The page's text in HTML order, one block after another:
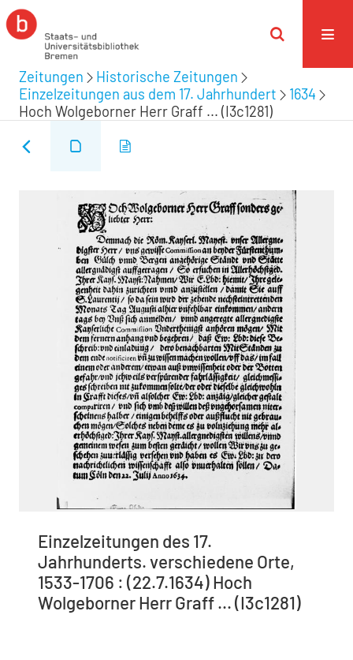
Zeitungen
Historische Zeitungen
Einzelzeitungen aus dem 17. Jahrhundert
1634
Hoch Wolgeborner Herr Graff ... (I3c1281)
Einzelzeitungen des 17.
Jahrhunderts. verschiedene Orte,
1533-1706 : (22.7.1634) Hoch
Wolgeborner Herr Graff ... (I3c1281)